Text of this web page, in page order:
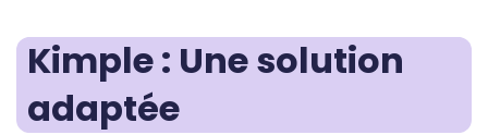
Kimple : Une solution
adaptée